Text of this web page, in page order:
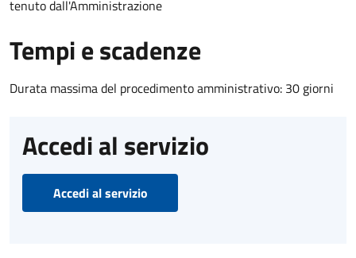
tenuto dall'Amministrazione
Tempi e scadenze
Durata massima del procedimento amministrativo: 30 giorni
Accedi al servizio
Accedi al servizio